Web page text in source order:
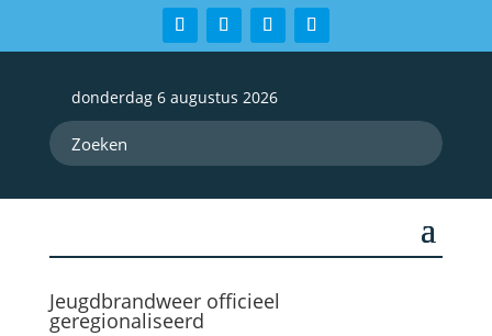
donderdag 6 augustus 2026
Jeugdbrandweer officieel
geregionaliseerd